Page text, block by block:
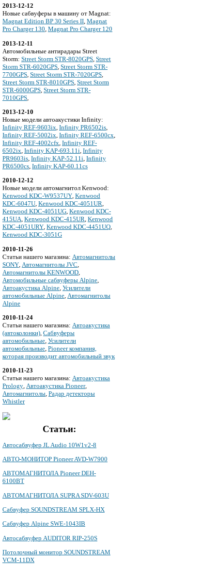
2013-12-12
Новые сабвуферы в машину от Magnat:
Magnat Edition BP 30 Series II, Magnat
Pro Charger 130, Magnat Pro Charger 120
2013-12-11
Автомобильные антирадары Street
Storm: Street Storm STR-8020GPS Street
Storm STR-6020GPS Street Storm STR-
7700GPS Street Storm STR-7020GPS
Street Storm STR-8010GPS Street Storm
STR-6000GPS Street Storm STR-
7010GPS
2013-12-10
Новые модели автоакустики Infinity:
Infinity REF-9603ix, Infinity PR6502is,
Infinity REF-5002ix, Infinity REF-6500cx,
Infinity REF-4002cfx, Infinity REF-
6502ix, Infinity KAP-693.11i, Infinity
PR9603is, Infinity KAP-52.11i, Infinity
PR6500cs, Infinity KAP-60.11cs
2010-12-12
Новые модели автомагнитол Kenwood:
Kenwood KDC-W9537UY, Kenwood
KDC-6047U, Kenwood KDC-4051UR,
Kenwood KDC-4051UG, Kenwood KDC-
415UA, Kenwood KDC-415UR, Kenwood
KDC-4051URY, Kenwood KDC-4451UQ,
Kenwood KDC-3051G
2010-11-26
Cтатьи нашего магазина: Автомагнитолы
SONY Автомагнитолы JVC
Автомагнитолы KENWOOD
Автомобильные сабвуферы Alpine
Автоакустика Alpine Усилители
автомобильные Alpine Автомагнитолы
Alpine
2010-11-24
Cтатьи нашего магазина: Автоакустика
(автоколонки), Сабвуферы
автомобильные, Усилители
автомобильные, Pioneer компания,
которая производит автомобильный звук
2010-11-23
Cтатьи нашего магазина: Автоакустика
Prology, Автоакустика Pioneer,
Автомагнитолы, Радар детекторы
Whistler
Статьи:
Автосабвуфер JL Audio 10W1v2-8
АВТО-МОНИТОР Pioneer AVD-W7900
АВТОМАГНИТОЛА Pioneer DEH-
6100BT
АВТОМАГНИТОЛА SUPRA SDV-603U
Сабвуфер SOUNDSTREAM SPLX-HX
Сабвуфер Alpine SWE-1043IB
Автосабвуфер AUDITOR RIP-250S
Потолочный монитор SOUNDSTREAM
VCM-11DX